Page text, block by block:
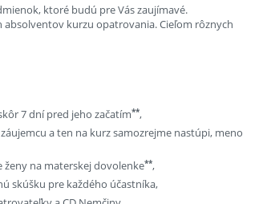
ktoré budú pre Vás zaujímavé.
kurzu opatrovania. Cieľom rôznych
7 dní pred jeho začatím**,
a ten na kurz samozrejme nastúpi, meno
ženy na materskej dovolenke**,
skúšku pre každého účastníka,